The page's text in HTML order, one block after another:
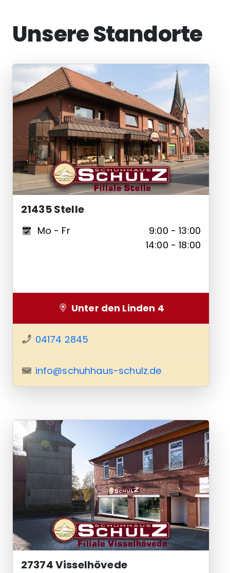
Unsere Standorte
21435 Stelle
Mo - Fr
9:00 - 13:00
14:00 - 18:00
Unter den Linden 4
04174 2845
info@schuhhaus-schulz.de
27374 Visselhövede